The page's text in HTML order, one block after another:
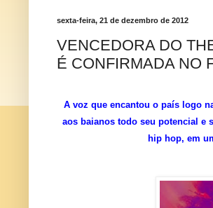
sexta-feira, 21 de dezembro de 2012
VENCEDORA DO
É CONFIRMADA NO
A voz que encantou o país logo
aos baianos todo seu potencial e
hip hop, em